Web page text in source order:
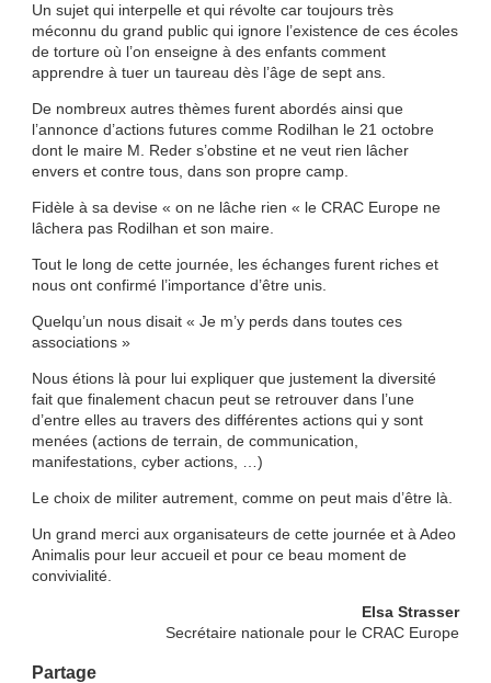
Un sujet qui interpelle et qui révolte car toujours très
méconnu du grand public qui ignore l’existence de ces écoles
de torture où l’on enseigne à des enfants comment
apprendre à tuer un taureau dès l’âge de sept ans.
De nombreux autres thèmes furent abordés ainsi que
l’annonce d’actions futures comme Rodilhan le 21 octobre
dont le maire M. Reder s’obstine et ne veut rien lâcher
envers et contre tous, dans son propre camp.
Fidèle à sa devise « on ne lâche rien « le CRAC Europe ne
lâchera pas Rodilhan et son maire.
Tout le long de cette journée, les échanges furent riches et
nous ont confirmé l’importance d’être unis.
Quelqu’un nous disait « Je m’y perds dans toutes ces
associations »
Nous étions là pour lui expliquer que justement la diversité
fait que finalement chacun peut se retrouver dans l’une
d’entre elles au travers des différentes actions qui y sont
menées (actions de terrain, de communication,
manifestations, cyber actions, …)
Le choix de militer autrement, comme on peut mais d’être là.
Un grand merci aux organisateurs de cette journée et à Adeo
Animalis pour leur accueil et pour ce beau moment de
convivialité.
Elsa Strasser
Secrétaire nationale pour le CRAC Europe
Partage